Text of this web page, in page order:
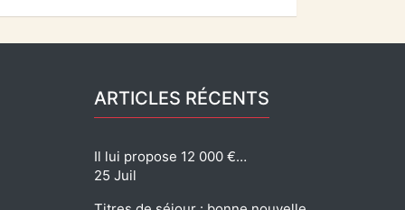
b
o
o
k
A
p
p
a
m
er
ARTICLES RÉCENTS
Il lui propose 12 000 €…
25 Juil